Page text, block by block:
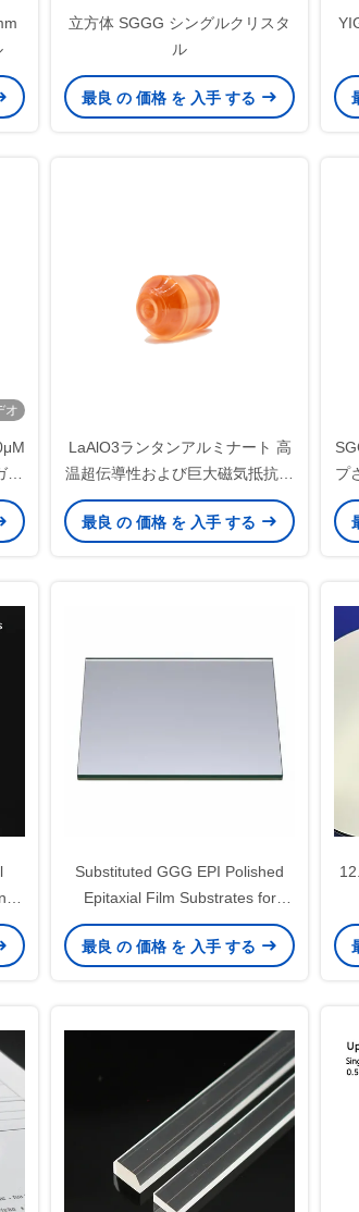
立方体 SGGG シングルクリスタ
ル
最良 の 価格 を 入手 する
オ
LaAlO3ランタンアルミナート 高
温超伝導性および巨大磁気抵抗性
薄膜のための単結晶基板
最良 の 価格 を 入手 する
プ
ト
Substituted GGG EPI Polished
Epitaxial Film Substrates for
Advanced Thin Film Applications
最良 の 価格 を 入手 する